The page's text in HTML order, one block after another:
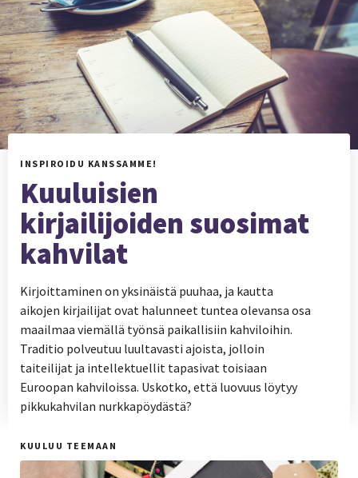
INSPIROIDU KANSSAMME!
Kuuluisien
kirjailijoiden suosimat
kahvilat
Kirjoittaminen on yksinäistä puuhaa, ja kautta
aikojen kirjailijat ovat halunneet tuntea olevansa osa
maailmaa viemällä työnsä paikallisiin kahviloihin.
Traditio polveutuu luultavasti ajoista, jolloin
taiteilijat ja intellektuellit tapasivat toisiaan
Euroopan kahviloissa. Uskotko, että luovuus löytyy
pikkukahvilan nurkkapöydästä?
KUULUU TEEMAAN